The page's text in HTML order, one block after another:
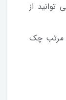
توانید از
مرتب چک